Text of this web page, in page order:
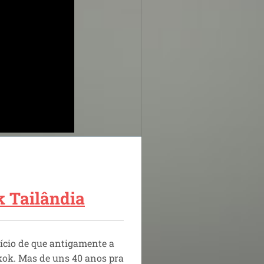
Tailândia
de que antigamente a
Mas de uns40 anos pra